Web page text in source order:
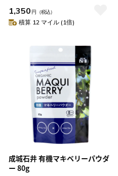
1,350 円 （税込）
積算 12 マイル (1倍)
成城石井 有機マキベリーパウダ
ー 80g